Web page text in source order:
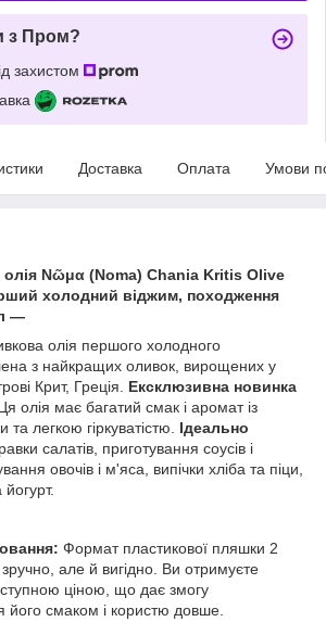
з Пром?
захистом
Доставка Оплата Умови
олія Νῶμα (Noma) Chania Kritis Olive
холодний віджим, походження
—
олія першого холодного
з найкращих оливок, вирощених у
Крит, Греція. Ексклюзивна новинка
олія має багатий смак і аромат із
легкою гіркуватістю. Ідеально
салатів, приготування соусів і
овочів і м'яса, випічки хліба та піци,
Формат пластикової пляшки 2
але й вигідно. Ви отримуєте
ціною, що дає змогу
його смаком і користю довше.